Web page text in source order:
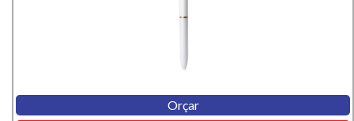
Orçar